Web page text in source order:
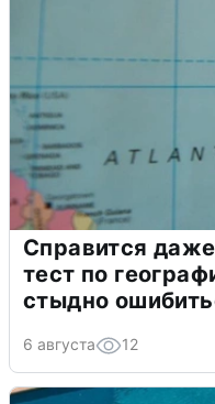
Справится
тест по
стыдно
6 августа 12